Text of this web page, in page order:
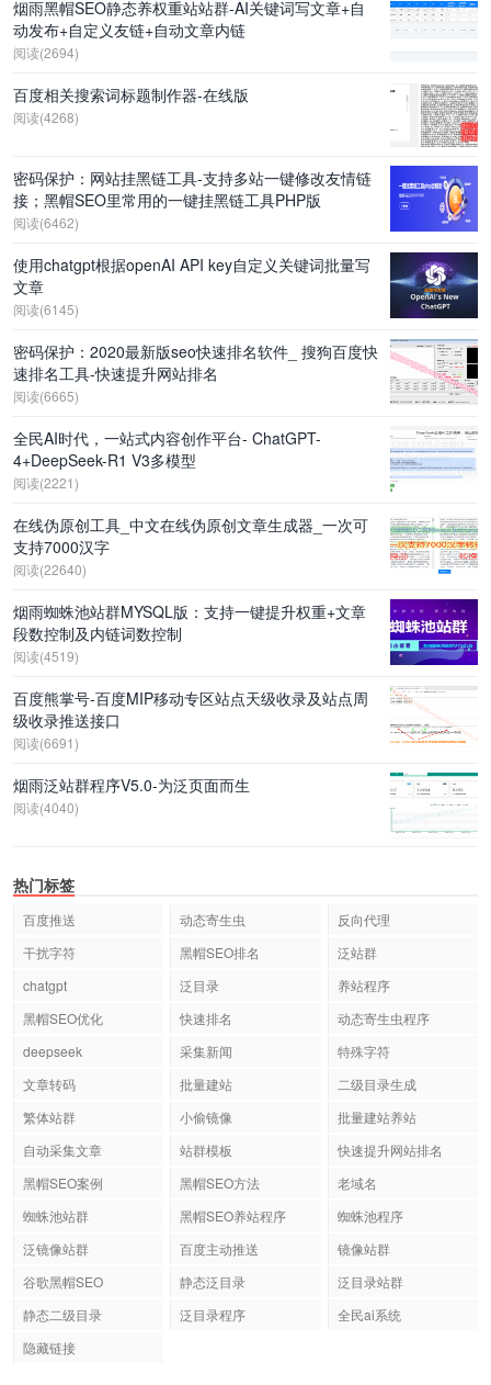
烟雨黑帽SEO静态养权重站站群-AI关键词写文章+自
动发布+自定义友链+自动文章内链
阅读(2694)
百度相关搜索词标题制作器-在线版
阅读(4268)
密码保护：网站挂黑链工具-支持多站一键修改友情链
接；黑帽SEO里常用的一键挂黑链工具PHP版
阅读(6462)
使用chatgpt根据openAI API key自定义关键词批量写
文章
阅读(6145)
密码保护：2020最新版seo快速排名软件_ 搜狗百度快
速排名工具-快速提升网站排名
阅读(6665)
全民AI时代，一站式内容创作平台- ChatGPT-
4+DeepSeek-R1 V3多模型
阅读(2221)
在线伪原创工具_中文在线伪原创文章生成器_一次可
支持7000汉字
阅读(22640)
烟雨蜘蛛池站群MYSQL版：支持一键提升权重+文章
段数控制及内链词数控制
阅读(4519)
百度熊掌号-百度MIP移动专区站点天级收录及站点周
级收录推送接口
阅读(6691)
烟雨泛站群程序V5.0-为泛页面而生
阅读(4040)
热门标签
百度推送 动态寄生虫
反向代理
干扰字符
黑帽SEO排名
泛站群
chatgpt
泛目录
养站程序
黑帽SEO优化
快速排名
动态寄生虫程序
deepseek
采集新闻
特殊字符
文章转码
批量建站
二级目录生成
繁体站群
小偷镜像
批量建站养站
自动采集文章
站群模板
快速提升网站排名
黑帽SEO案例
黑帽SEO方法
老域名
蜘蛛池站群
黑帽SEO养站程序
蜘蛛池程序
泛镜像站群
百度主动推送
镜像站群
谷歌黑帽SEO
静态泛目录
泛目录站群
静态二级目录
泛目录程序
全民ai系统
隐藏链接